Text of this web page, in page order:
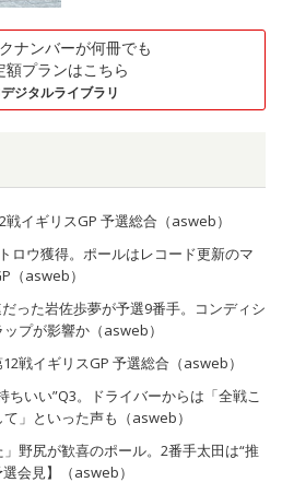
ナンバーが何冊でも
額プランはこちら
ジタルライブラリ
戦イギリスGP 予選総合（asweb）
ロウ獲得。ポールはレコード更新のマ
（asweb）
った岩佐歩夢が予選9番手。コンディシ
プが影響か（asweb）
戦イギリスGP 予選総合（asweb）
ちいい”Q3。ドライバーからは「全戦こ
」といった声も（asweb）
」野尻が歓喜のポール。2番手太田は“推
会見】（asweb）